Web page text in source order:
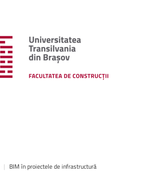
| BIM în proiectele de infrastructură